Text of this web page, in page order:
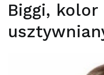
Biggi, kolor